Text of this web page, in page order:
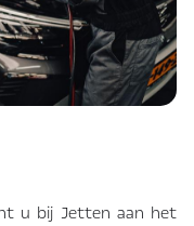
u bij Jetten aan het